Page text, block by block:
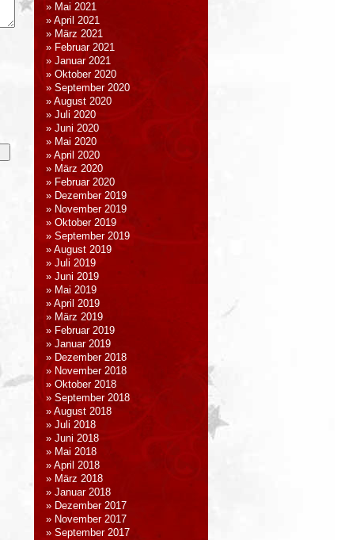
Mai 2021
April 2021
März 2021
Februar 2021
Januar 2021
Oktober 2020
September 2020
August 2020
Juli 2020
Juni 2020
Mai 2020
April 2020
März 2020
Februar 2020
Dezember 2019
November 2019
Oktober 2019
September 2019
August 2019
Juli 2019
Juni 2019
Mai 2019
April 2019
März 2019
Februar 2019
Januar 2019
Dezember 2018
November 2018
Oktober 2018
September 2018
August 2018
Juli 2018
Juni 2018
Mai 2018
April 2018
März 2018
Januar 2018
Dezember 2017
November 2017
September 2017